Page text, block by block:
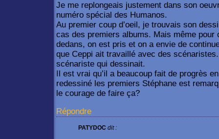
Je me replongeais justement dans son
numéro spécial des Humanos.
Au premier coup d’oeil, je trouvais son
cas des premiers albums. Mais même pour
dedans, on est pris et on a envie de
que Ceppi ait travaillé avec des
scénariste qui dessinait.
Il est vrai qu’il a beaucoup fait de progrès
redessiné les premiers Stéphane est
le courage de faire ça?
Répondre
PATYDOC dit :